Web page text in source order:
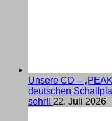
Unsere CD –
deutschen
sehr!! 22. Juli 2026